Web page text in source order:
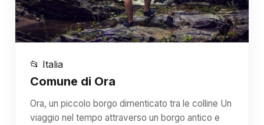
📂 Italia
Comune di Ora
Ora, un piccolo borgo dimenticato tra le colline Un
viaggio nel tempo attraverso un borgo antico e